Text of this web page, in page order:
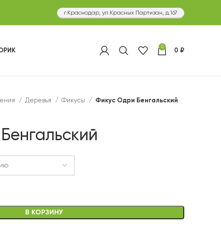
г.Краснодар, ул.Красных Партизан, д.167
0
0 ₽
Деревья Фикусы Фикус Одри Бенгальский
В КОРЗИНУ